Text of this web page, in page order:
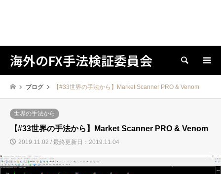
海外のFX手法検証委員会 検索
ブログ 【#33世界の手法から】Market Scanner PRO & Venom
世界の手法から
【#33世界の手法から】Market Scanner PRO & Venom
2019.11.02 / 最終更新日：2019.11.04